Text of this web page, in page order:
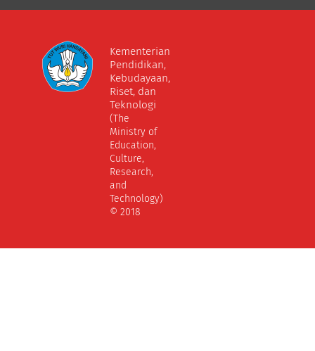
Kementerian
Pendidikan,
Kebudayaan,
Riset, dan
Teknologi
(The
Ministry of
Education,
Culture,
Research,
and
Technology)
© 2018